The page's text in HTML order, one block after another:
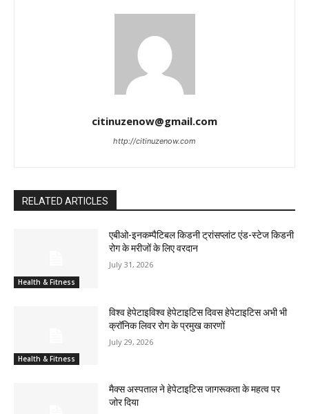
citinuzenow@gmail.com
http://citinuzenow.com
RELATED ARTICLES
Health & Fitness
एबीओ-इनकम्पैटिबल किडनी ट्रांसप्लांट एंड-स्टेज किडनी
रोग के मरीजों के लिए वरदान
July 31, 2026
Health & Fitness
विश्व हेपेटाइविश्व हेपेटाइटिस दिवस हेपेटाइटिस अभी भी
क्रॉनिक लिवर रोग के प्रमुख कारणों
July 29, 2026
मैक्स अस्पताल ने हेपेटाइटिस जागरूकता के महत्व पर
जोर दिया